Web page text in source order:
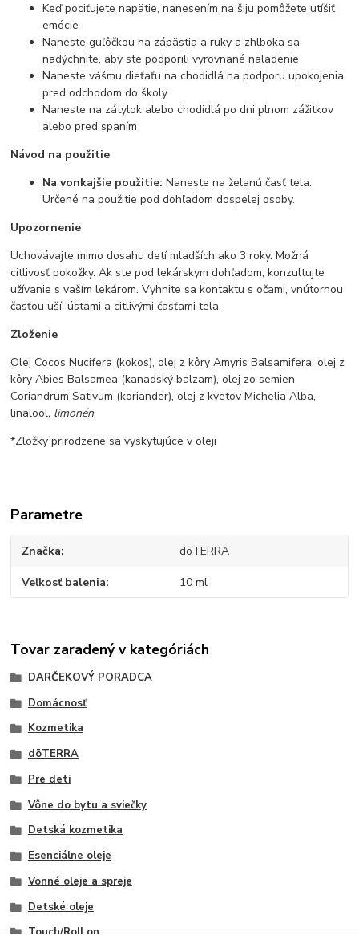
Keď pociťujete napätie, nanesením na šiju pomôžete utíšiť
emócie
Naneste guľôčkou na zápästia a ruky a zhlboka sa
nadýchnite, aby ste podporili vyrovnané naladenie
Naneste vášmu dieťaťu na chodidlá na podporu upokojenia
pred odchodom do školy
Naneste na zátylok alebo chodidlá po dni plnom zážitkov
alebo pred spaním
Návod na použitie
Na vonkajšie použitie: Naneste na želanú časť tela.
Určené na použitie pod dohľadom dospelej osoby.
Upozornenie
Uchovávajte mimo dosahu detí mladších ako 3 roky. Možná
citlivosť pokožky. Ak ste pod lekárskym dohľadom, konzultujte
užívanie s vaším lekárom. Vyhnite sa kontaktu s očami, vnútornou
časťou uší, ústami a citlivými časťami tela.
Zloženie
Olej Cocos Nucifera (kokos), olej z kôry Amyris Balsamifera, olej z
kôry Abies Balsamea (kanadský balzam), olej zo semien
Coriandrum Sativum (koriander), olej z kvetov Michelia Alba,
linalool, limonén
*Zložky prirodzene sa vyskytujúce v oleji
Parametre
Značka doTERRA
Veľkosť balenia 10 ml
Tovar zaradený v kategóriách
DARČEKOVÝ PORADCA
Domácnosť
Kozmetika
dōTERRA
Pre deti
Vône do bytu a sviečky
Detská kozmetika
Esenciálne oleje
Vonné oleje a spreje
Detské oleje
Touch/Roll on